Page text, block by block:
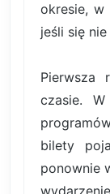
okresie, w
jeśli się
Pierwsza
czasie.
bilety
ponownie